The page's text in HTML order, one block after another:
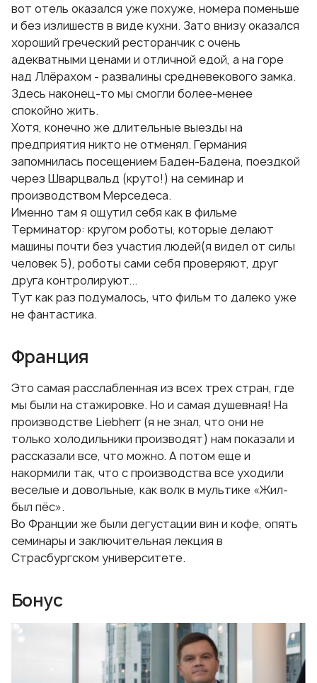
вот отель оказался уже похуже, номера поменьше
и без излишеств в виде кухни. Зато внизу оказался
хороший греческий ресторанчик с очень
адекватными ценами и отличной едой, а на горе
над Ллёрахом - развалины средневекового замка.
Здесь наконец-то мы смогли более-менее
спокойно жить.
Хотя, конечно же длительные выезды на
предприятия никто не отменял. Германия
запомнилась посещением Баден-Бадена, поездкой
через Шварцвальд (круто!) на семинар и
производством Мерседеса.
Именно там я ощутил себя как в фильме
Терминатор: кругом роботы, которые делают
машины почти без участия людей(я видел от силы
человек 5), роботы сами себя проверяют, друг
друга контролируют...
Тут как раз подумалось, что фильм то далеко уже
не фантастика.
Франция
Это самая расслабленная из всех трех стран, где
мы были на стажировке. Но и самая душевная! На
производстве Liebherr (я не знал, что они не
только холодильники производят) нам показали и
рассказали все, что можно. А потом еще и
накормили так, что с производства все уходили
веселые и довольные, как волк в мультике «Жил-
был пёс».
Во Франции же были дегустации вин и кофе, опять
семинары и заключительная лекция в
Страсбургском университете.
Бонус